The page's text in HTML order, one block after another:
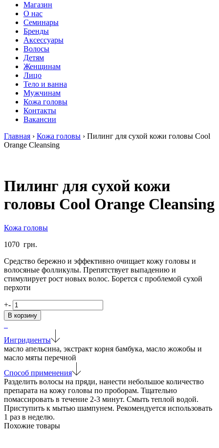
Магазин
О нас
Семинары
Бренды
Аксессуары
Волосы
Детям
Женщинам
Лицо
Тело и ванна
Мужчинам
Кожа головы
Контакты
Вакансии
Главная › Кожа головы › Пилинг для сухой кожи головы Сool
Orange Cleansing
Пилинг для сухой кожи
головы Сool Orange Cleansing
Кожа головы
1070 грн.
Средство бережно и эффективно очищает кожу головы и
волосяные фолликулы. Препятствует выпадению и
стимулирует рост новых волос. Борется с проблемой сухой
перхоти
+- Количество
товара
Пилинг
сухой
кожи
головы
Orange
Cleansing
В корзину
Ингридиенты
масло апельсина, экстракт корня бамбука, масло жожобы и
масло мяты перечной
Способ применения
Разделить волосы на пряди, нанести небольшое количество
препарата на кожу головы по проборам. Тщательно
помассировать в течение 2-3 минут. Смыть теплой водой.
Приступить к мытью шампунем. Рекомендуется использовать
1 раз в неделю.
Похожие товары